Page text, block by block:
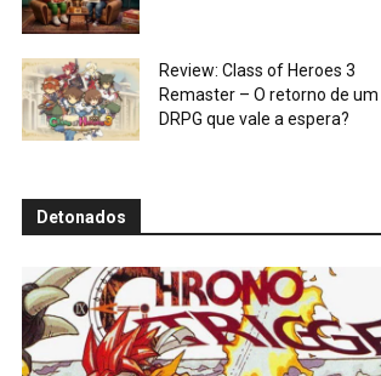
Review: Class of Heroes 3
Remaster – O retorno de um
DRPG que vale a espera?
Detonados